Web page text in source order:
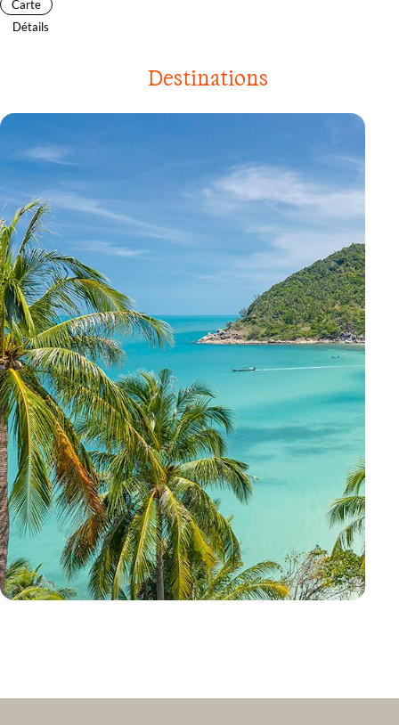
Carte
Détails
Destinations